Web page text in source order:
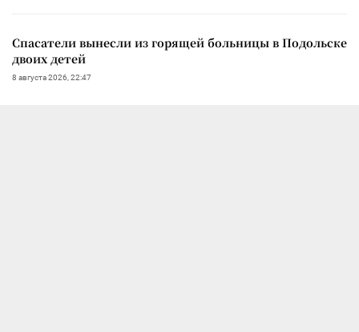
Спасатели вынесли из горящей больницы в Подольске
двоих детей
8 августа 2026, 22:47